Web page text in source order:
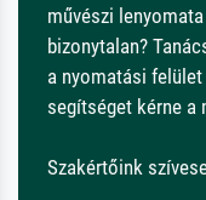
művészi
bizonytalan?
a nyomatási
segítséget kérne a
Szakértőink